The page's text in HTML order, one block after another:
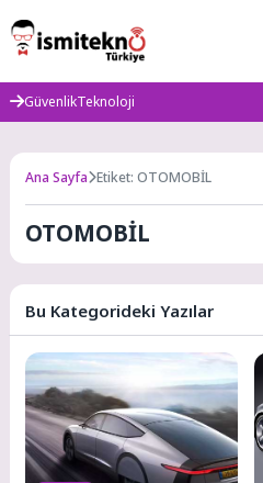
to
content
GüvenlikTeknoloji
Ana Sayfa Etiket: OTOMOBİL
OTOMOBİL
Bu Kategorideki Yazılar